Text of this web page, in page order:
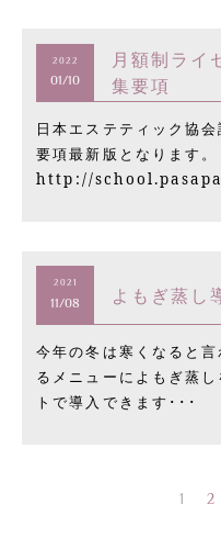
2022
01/10
月額制ライ
集要項
日本エステティック協
要項最新版となります。
http://
2021
11/08 よもぎ蒸し
今年の冬は寒くなると
るメニューによもぎ蒸
トで導入できます･･･
1 2